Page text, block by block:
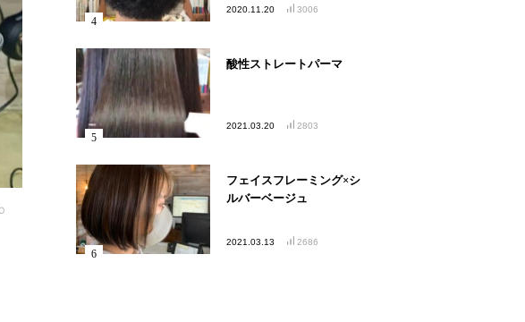
2020.11.20 3006
酸性ストレートパーマ
2021.03.20 2803
フェイスフレーミング×シ
ルバーベージュ
2021.03.13 2686